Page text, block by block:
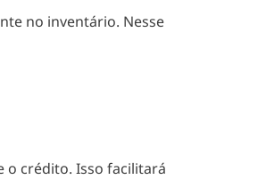
no inventário. Nesse
o crédito. Isso facilitará